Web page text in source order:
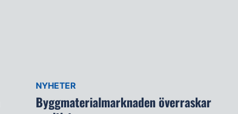
NYHETER
Byggmaterialmarknaden överraskar